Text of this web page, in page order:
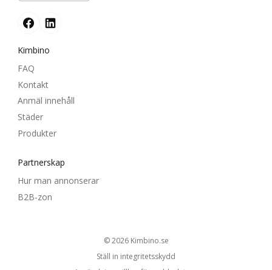
Kimbino
FAQ
Kontakt
Anmäl innehåll
Städer
Produkter
Partnerskap
Hur man annonserar
B2B-zon
© 2026 kimbino.se
Ställ in integritetsskydd